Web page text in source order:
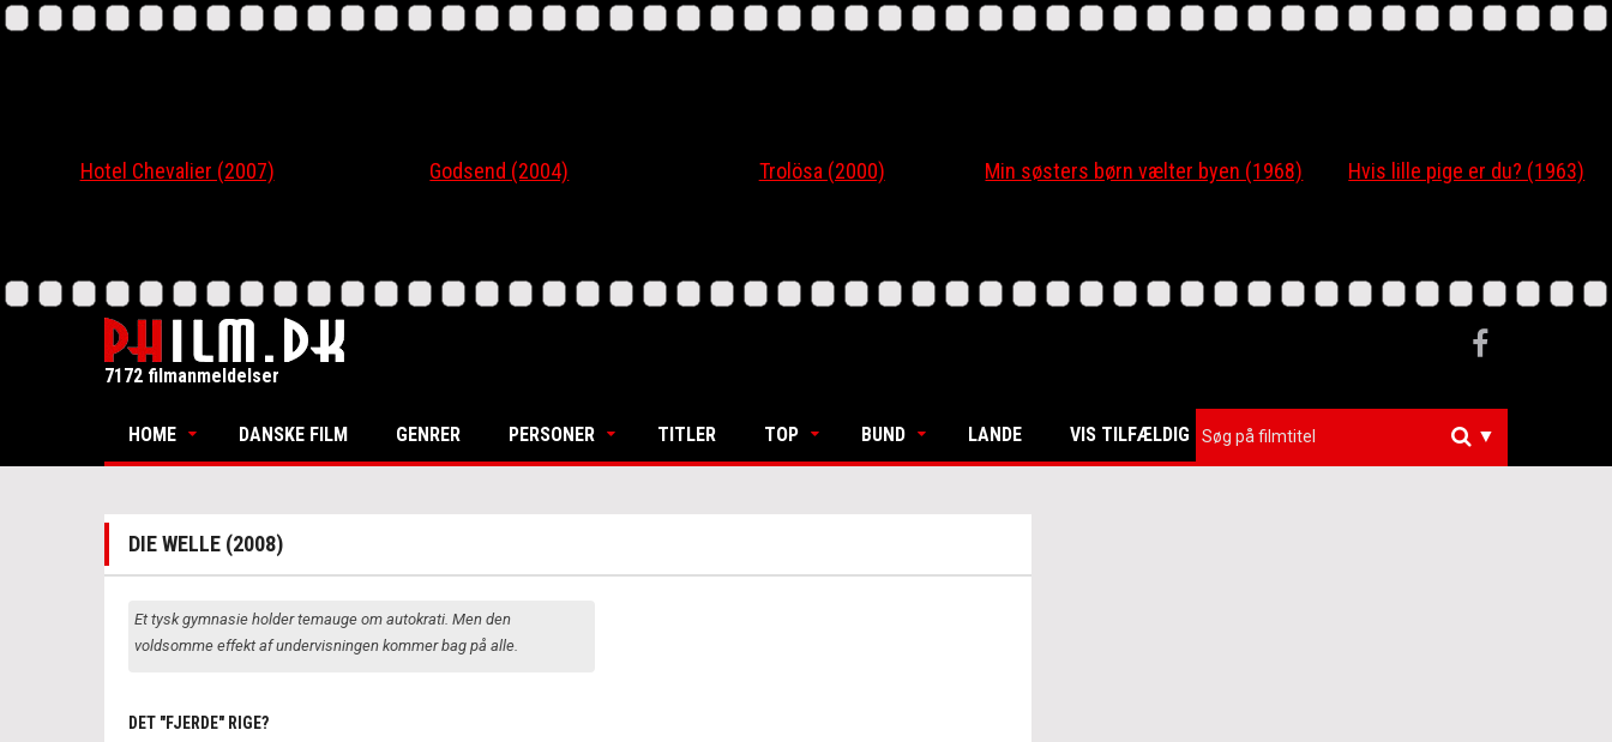
Hotel Chevalier (2007) Godsend (2004) Trolösa (2000) Min søsters børn vælter byen (1968) Hvis lille pige er du? (1963)
7172 filmanmeldelser
HOME DANSKE FILM GENRER PERSONER TITLER TOP BUND LANDE VIS TILFÆLDIG ▼
DIE WELLE (2008)
Et tysk gymnasie holder temauge om autokrati. Men den
voldsomme effekt af undervisningen kommer bag på alle.
DET "FJERDE" RIGE?